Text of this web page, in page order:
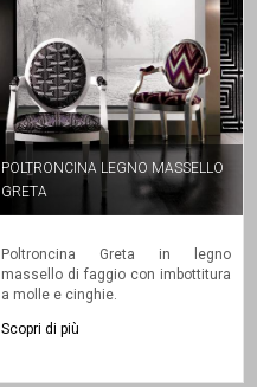
POLTRONCINA LEGNO MASSELLO
GRETA
Poltroncina Greta in legno
massello di faggio con imbottitura
a molle e cinghie.
Scopri di più